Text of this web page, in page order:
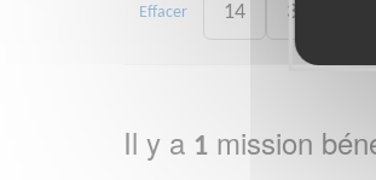
Effacer 14 30
Il y a 1 mission